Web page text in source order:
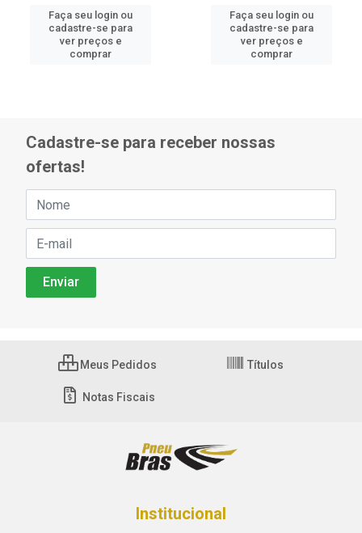
Faça seu login ou
cadastre-se para
ver preços e
comprar
Faça seu login ou
cadastre-se para
ver preços e
comprar
Cadastre-se para receber nossas
ofertas!
Meus Pedidos Títulos
Notas Fiscais
Institucional